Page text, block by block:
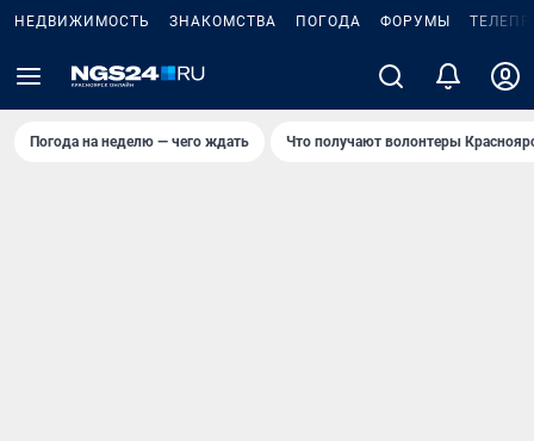
НЕДВИЖИМОСТЬ ЗНАКОМСТВА ПОГОДА ФОРУМЫ
Погода на неделю — чего ждать Что получают волонтеры